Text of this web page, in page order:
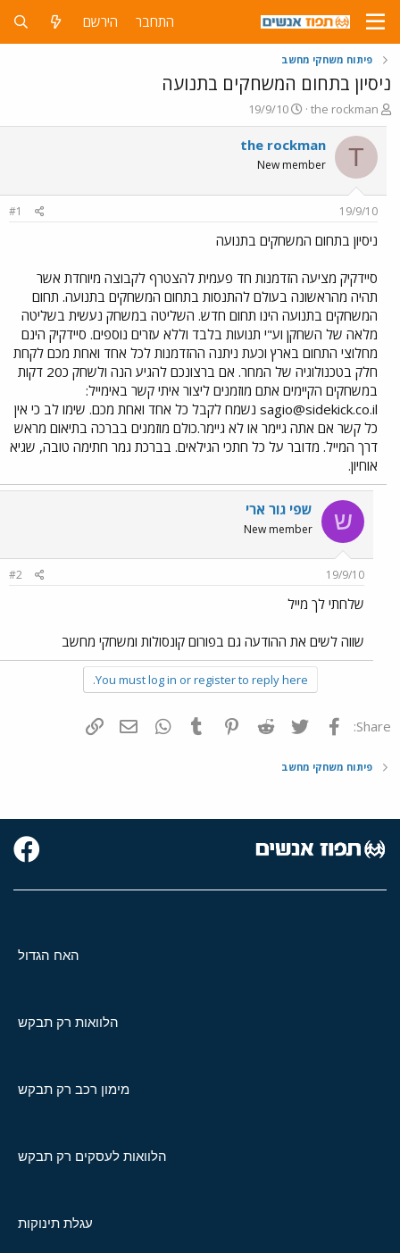
התחבר הירשם
פיתוח משחקי מחשב
ניסיון בתחום המשחקים בתנועה
פ
ו
ת
ח
ה
ו
ש
א
the rockman
פ
ו
ר
ם
ר
19/9/10
T
the rockman
New member
19/9/10
#1
ניסיון בתחום המשחקים בתנועה
סיידקיק מציעה הזדמנות חד פעמית להצטרף לקבוצה מיוחדת אשר
תהיה מהראשונה בעולם להתנסות בתחום המשחקים בתנועה. תחום
המשחקים בתנועה הינו תחום חדש. השליטה במשחק נעשית בשליטה
מלאה של השחקן וע"י תנועות בלבד וללא עזרים נוספים. סיידקיק הינם
מחלוצי התחום בארץ וכעת ניתנה ההזדמנות לכל אחד ואחת מכם לקחת
חלק בטכנולוגיה של המחר. אם ברצונכם להגיע הנה ולשחק כ20 דקות
במשחקים הקיימים אתם מוזמנים ליצור איתי קשר באימייל:
sagio@sidekick.co.il נשמח לקבל כל אחד ואחת מכם. שימו לב כי אין
כל קשר אם אתה גיימר או לא גיימר.כולם מוזמנים בברכה בתיאום מראש
דרך המייל. מדובר על כל חתכי הגילאים. בברכת גמר חתימה טובה, שגיא
אוחיון.
ש שפי גור ארי
New member
19/9/10
#2
שלחתי לך מייל
שווה לשים את ההודעה גם בפורום קונסולות ומשחקי מחשב
You must log in or register to reply here.
Share: פייסבוק Twitter
Reddit
Pinterest
Tumblr
WhatsAppדואר אלקטרוני
פיתוח משחקי מחשב
האח הגדול
הלוואות רק תבקש
מימון רכב רק תבקש
הלוואות לעסקים רק תבקש
עגלת תינוקות